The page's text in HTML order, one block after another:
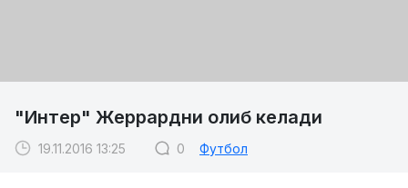
"Интер" Жеррардни олиб келади
19.11.2016 13:25 0 Футбол